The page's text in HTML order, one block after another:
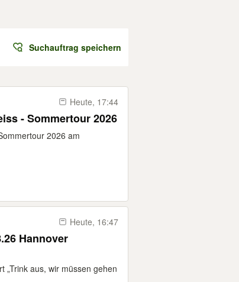
Suchauftrag speichern
Heute, 17:44
- Sommertour 2026
2026 am
Heute, 16:47
Hannover
„Trink aus, wir müssen gehen